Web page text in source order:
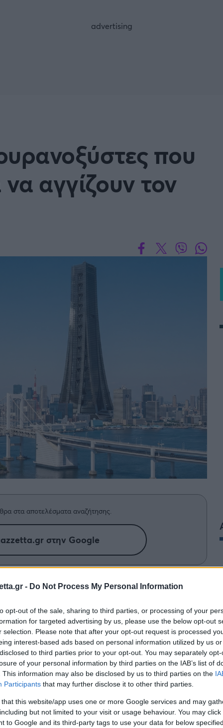
- Do Not Process My Personal Information
opt-out of the sale, sharing to third parties, or processing of your
for targeted advertising by us, please use the below opt-out
selection. Please note that after your opt-out request is processed
interest-based ads based on personal information utilized by us
to third parties prior to your opt-out. You may separately
of your personal information by third parties on the IAB’s list of
This information may also be disclosed by us to third parties on the
Participants that may further disclose it to other third parties.
that this website/app uses one or more Google services and may
but not limited to your visit or usage behaviour. You may
to Google and its third-party tags to use your data for below
που
αγγίζουν τον
στα αποτελέσματα αναζήτησης.
στην Google
Sky City 1000 και το
κατασκευές που αλλάζουν για πάντα
σχέδια του Sky City 1000, του Jeddah Tower
αυτές κατασκευές αποδεικνύουν ότι η
ουρανό...
δεν σχεδιάστηκαν απλώς για να σπάνε
να λειτουργήσουν ως... κάθετες πόλεις,
κατοικίες, γραφεία, μεταφορές και